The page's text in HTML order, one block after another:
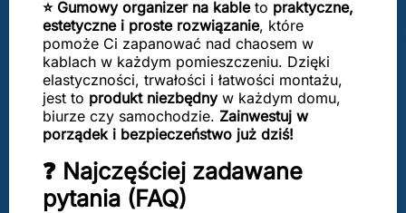
⭐ Gumowy organizer na kableto praktyczne,
estetyczne i proste rozwiązanie, które
pomoże Ci zapanować nad chaosem w
kablach w każdym pomieszczeniu. Dzięki
elastyczności, trwałości i łatwości montażu,
jest to produkt niezbędnyw każdym domu,
biurze czy samochodzie. Zainwestuj w
porządek i bezpieczeństwo już dziś!
❓ Najczęściej zadawane
pytania (FAQ)